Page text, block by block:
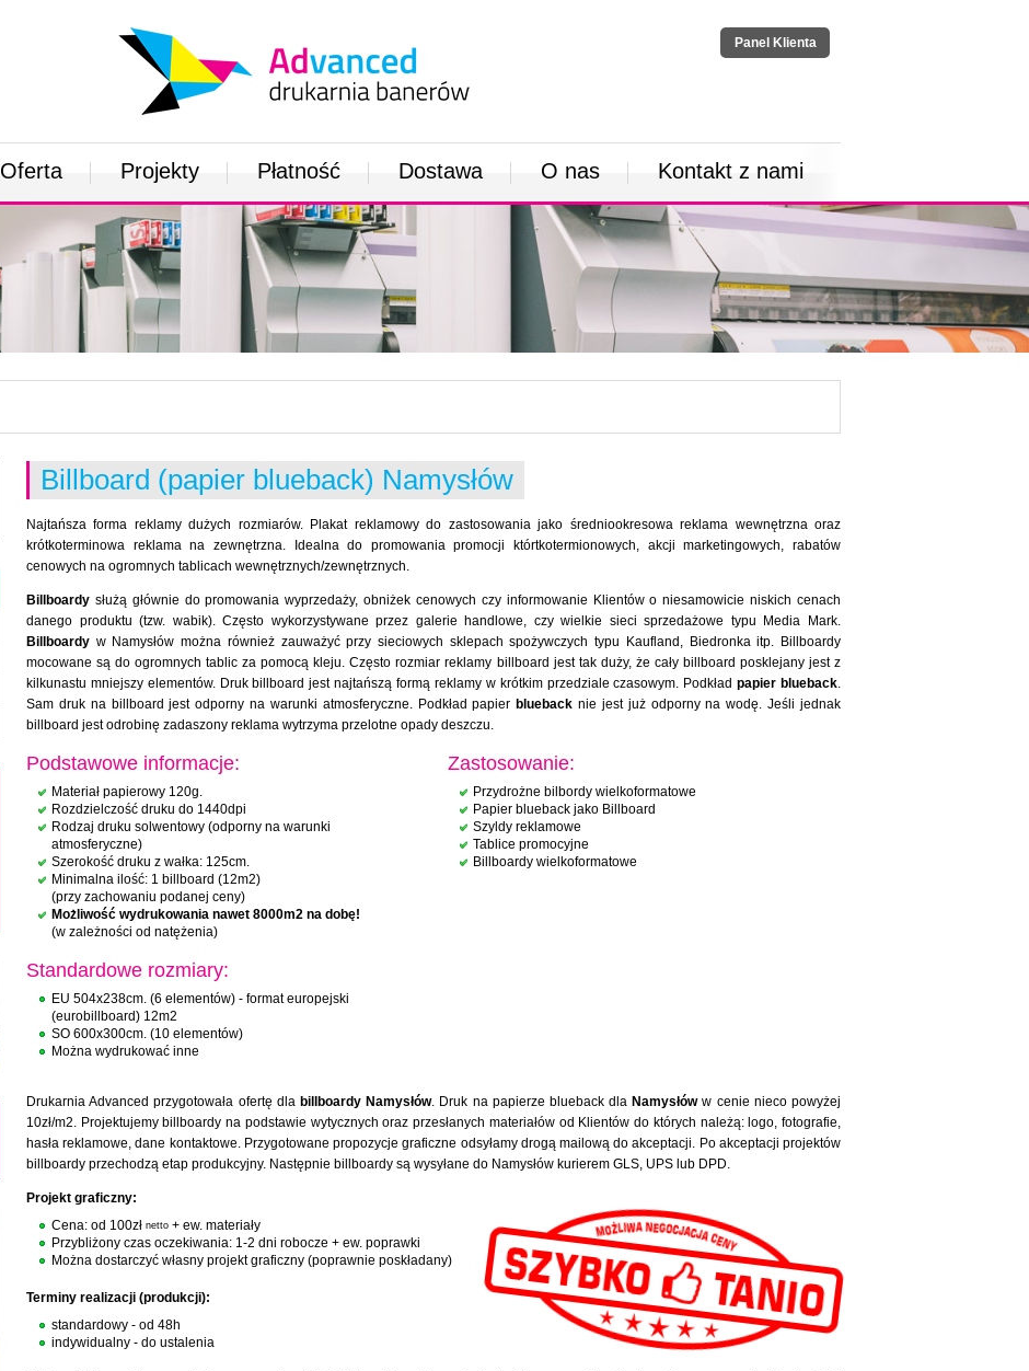
Panel Klienta
Oferta Projekty Płatność Dostawa O nas Kontakt z nami
Billboard (papier blueback) Namysłów
Najtańsza forma reklamy dużych rozmiarów. Plakat reklamowy do zastosowania jako średniookresowa reklama wewnętrzna oraz
krótkoterminowa reklama na zewnętrzna. Idealna do promowania promocji którtkotermionowych, akcji marketingowych, rabatów
cenowych na ogromnych tablicach wewnętrznych/zewnętrznych.
Billboardy służą głównie do promowania wyprzedaży, obniżek cenowych czy informowanie Klientów o niesamowicie niskich cenach
danego produktu (tzw. wabik). Często wykorzystywane przez galerie handlowe, czy wielkie sieci sprzedażowe typu Media Mark.
Billboardy w Namysłów można również zauważyć przy sieciowych sklepach spożywczych typu Kaufland, Biedronka itp. Billboardy
mocowane są do ogromnych tablic za pomocą kleju. Często rozmiar reklamy billboard jest tak duży, że cały billboard posklejany jest z
kilkunastu mniejszy elementów. Druk billboard jest najtańszą formą reklamy w krótkim przedziale czasowym. Podkładpapier blueback.
Sam druk na billboard jest odporny na warunki atmosferyczne. Podkład papier blueback nie jest już odporny na wodę. Jeśli jednak
billboard jest odrobinę zadaszony reklama wytrzyma przelotne opady deszczu.
Podstawowe informacje:
Materiał papierowy 120g.
Rozdzielczość druku do 1440dpi
Rodzaj druku solwentowy (odporny na warunki
atmosferyczne)
Szerokość druku z wałka: 125cm.
Minimalna ilość: 1 billboard (12m2)
(przy zachowaniu podanej ceny)
Możliwość wydrukowania nawet 8000m2 na dobę!
(w zależności od natężenia)
Standardowe rozmiary:
EU 504x238cm. (6 elementów) - format europejski
(eurobillboard) 12m2
SO 600x300cm. (10 elementów)
Można wydrukować inne
Zastosowanie:
Przydrożne bilbordy wielkoformatowe
Papier blueback jako Billboard
Szyldy reklamowe
Tablice promocyjne
Billboardy wielkoformatowe
Drukarnia Advanced przygotowała ofertę dla billboardy Namysłów. Druk na papierze blueback dla Namysłóww cenie nieco powyżej
10zł/m2. Projektujemy billboardy na podstawie wytycznych oraz przesłanych materiałów od Klientów do których należą: logo, fotografie,
hasła reklamowe, dane kontaktowe. Przygotowane propozycje graficzne odsyłamy drogą mailową do akceptacji. Po akceptacji projektów
billboardy przechodzą etap produkcyjny. Następnie billboardy są wysyłane do Namysłów kurierem GLS, UPS lub DPD.
Projekt graficzny:
Cena: od 100zł netto + ew. materiały
Przybliżony czas oczekiwania: 1-2 dni robocze + ew. poprawki
Można dostarczyć własny projekt graficzny (poprawnie poskładany)
Terminy realizacji (produkcji):
standardowy - od 48h
indywidualny - do ustalenia